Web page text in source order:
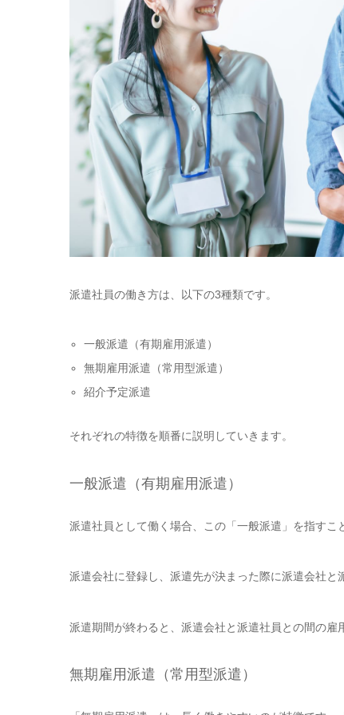
派遣社員の働き方は、以下の3種類です。
一般派遣（有期雇用派遣）
無期雇用派遣（常用型派遣）
紹介予定派遣
それぞれの特徴を順番に説明していきます。
一般派遣（有期雇用派遣）
派遣社員として働く場合、この「一般派遣」を指すこ
派遣会社に登録し、派遣先が決まった際に派遣会社と
派遣期間が終わると、派遣会社と派遣社員との間の雇
無期雇用派遣（常用型派遣）